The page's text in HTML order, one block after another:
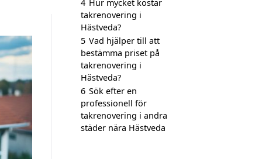
4 Hur mycket kostar
takrenovering i
Hästveda?
5 Vad hjälper till att
bestämma priset på
takrenovering i
Hästveda?
6 Sök efter en
professionell för
takrenovering i andra
städer nära Hästveda